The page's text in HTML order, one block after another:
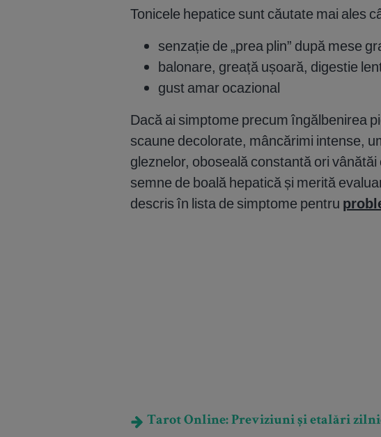
Tonicele hepatice sunt căutate mai ales
senzație de „prea plin” după mese
balonare, greață ușoară, digestie
gust amar ocazional
Dacă ai simptome precum îngălbenirea
scaune decolorate, mâncărimi intense,
gleznelor, oboseală constantă ori
semne de boală hepatică și merită
descris în lista de simptome pentru
Tarot Online: Previziuni și etalări